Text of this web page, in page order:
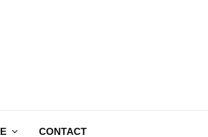
CONTACT